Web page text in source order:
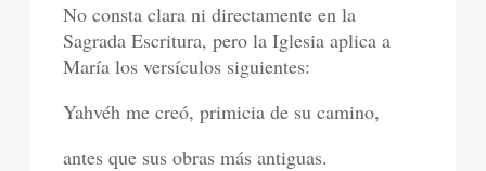
No consta clara ni directamente en la
Sagrada Escritura, pero la Iglesia aplica a
María los versículos siguientes:
Yahvéh me creó, primicia de su camino,
antes que sus obras más antiguas.